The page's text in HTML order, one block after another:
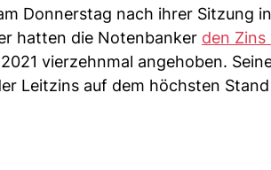
Donnerstag nach ihrer Sitzung
hatten die Notenbanker den
vierzehnmal angehoben.
Leitzins auf dem höchsten